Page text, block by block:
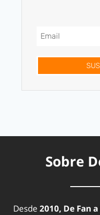
Sobre
Desde 2010, De Fan a